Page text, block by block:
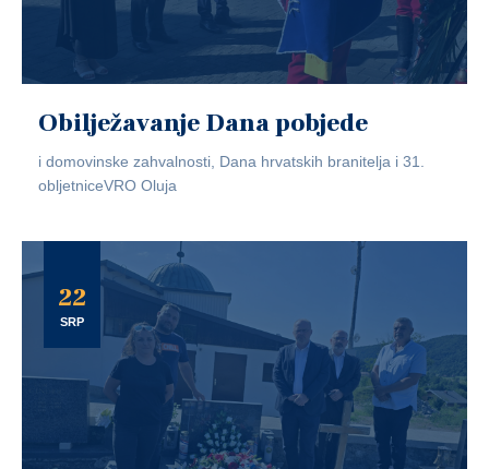
Obilježavanje Dana pobjede
i domovinske zahvalnosti, Dana hrvatskih branitelja i 31.
obljetniceVRO Oluja
22
SRP